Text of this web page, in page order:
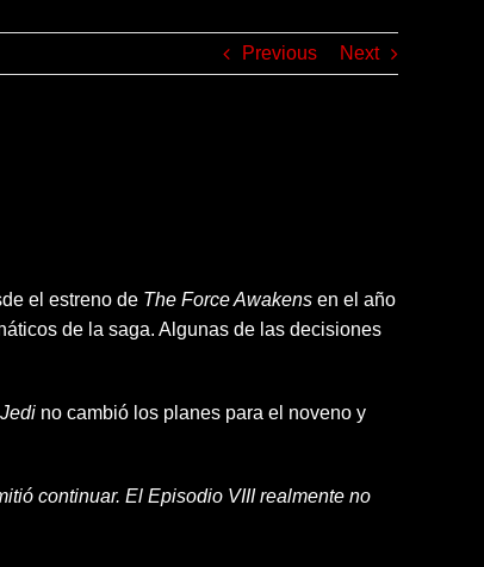
Previous Next
el estreno de The Force Awakens en el año
de la saga. Algunas de las decisiones
no cambió los planes para el noveno y
continuar. El Episodio VIII realmente no